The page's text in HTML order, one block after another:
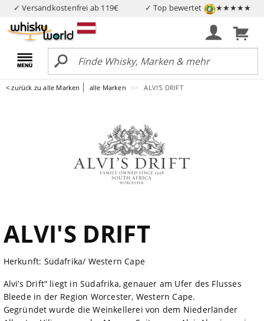
✓ Versandkostenfrei ab 119€ ✓ Top bewertet ★★★★★
< zurück zu alle Marken alle Marken ALVI'S DRIFT
ALVI'S DRIFT
Herkunft: Südafrika/ Western Cape
Alvi’s Drift“ liegt in Südafrika, genauer am Ufer des Flusses
Bleede in der Region Worcester, Western Cape.
Gegründet wurde die Weinkellerei von dem Niederländer